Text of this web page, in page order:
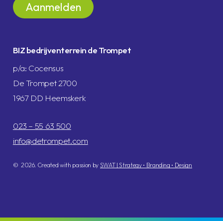
BIZ bedrijventerrein de Trompet
p/a: Cocensus
De Trompet 2700
1967 DD Heemskerk
023 – 55 63 500
info@detrompet.com
© 2026. Created with passion by SWAT | Strategy • Branding • Design